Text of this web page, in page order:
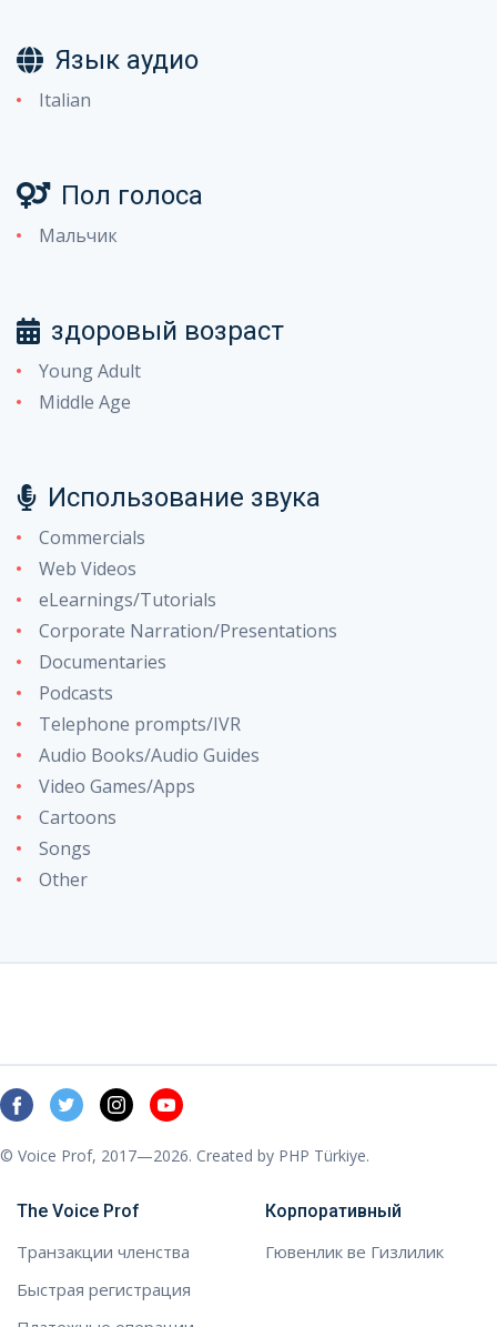
Язык аудио
Italian
Пол голоса
Мальчик
здоровый возраст
Young Adult
Middle Age
Использование звука
Commercials
Web Videos
eLearnings/Tutorials
Corporate Narration/Presentations
Documentaries
Podcasts
Telephone prompts/IVR
Audio Books/Audio Guides
Video Games/Apps
Cartoons
Songs
Other
The Voice Prof
Транзакции членства
Быстрая регистрация
Корпоративный
Гювенлик ве Гизлилик
© Voice Prof, 2017—2026. Created by PHP Türkiye.